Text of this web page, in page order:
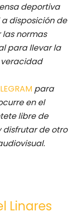
deportiva
disposición de
las normas
para llevar la
para
en el
libre de
disfrutar de otro
Linares